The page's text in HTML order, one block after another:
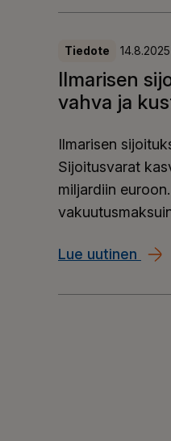
Tiedote 14.8.2025
Ilmarisen
vahva ja
Ilmarisen
Sijoitusvarat
miljardiin
Lue uutinen